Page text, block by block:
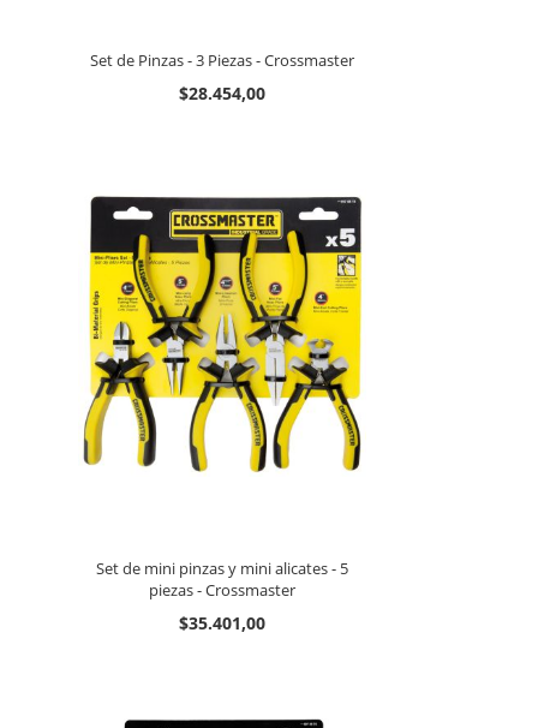
Set de Pinzas - 3 Piezas - Crossmaster
$28.454,00
Set de mini pinzas y mini alicates - 5
piezas - Crossmaster
$35.401,00